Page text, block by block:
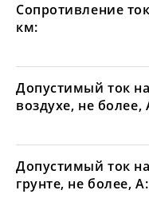
Сопротивление
км:
Допустимый ток
воздухе, не более,
Допустимый ток
грунте, не более, А: